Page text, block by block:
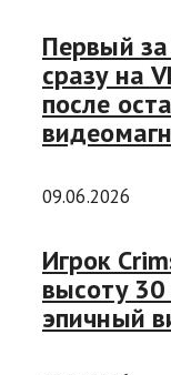
Первый
сразу на
после
09.06.2026
Игрок
высоту
эпичный